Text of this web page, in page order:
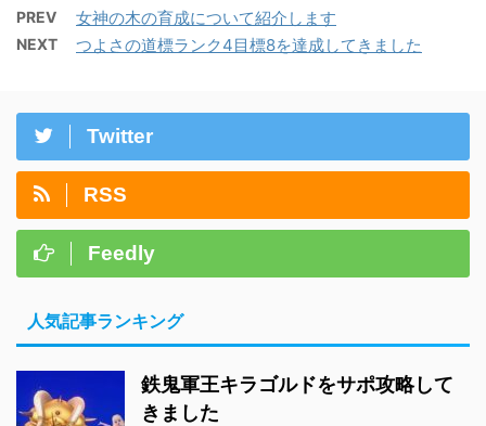
PREV 女神の木の育成について紹介します
NEXT つよさの道標ランク4目標8を達成してきました
Twitter
RSS
Feedly
人気記事ランキング
鉄鬼軍王キラゴルドをサポ攻略して
きました